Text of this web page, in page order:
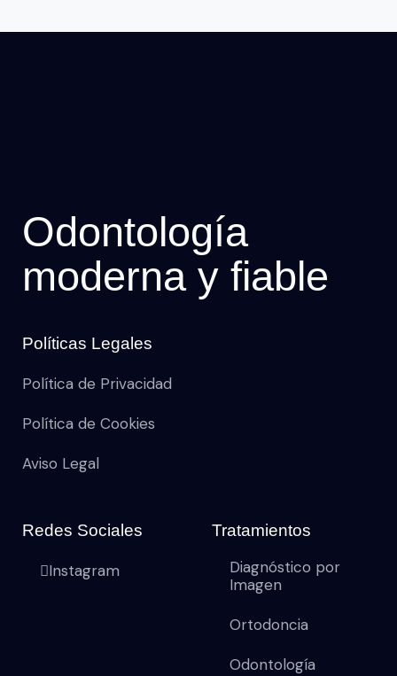
Odontología
moderna y fiable
Políticas Legales
Política de Privacidad
Política de Cookies
Aviso Legal
Redes Sociales
Instagram
Tratamientos
Diagnóstico por
Imagen
Ortodoncia
Odontología